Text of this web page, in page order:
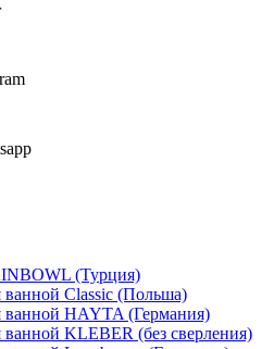
(Турция)
ванной Classic (Польша)
ванной HAYTA (Германия)
ванной KLEBER (без сверления)